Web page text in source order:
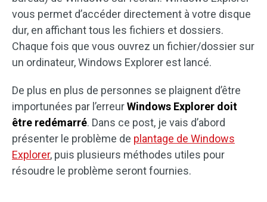
vous permet d’accéder directement à votre disque
dur, en affichant tous les fichiers et dossiers.
Chaque fois que vous ouvrez un fichier/dossier sur
un ordinateur, Windows Explorer est lancé.
De plus en plus de personnes se plaignent d’être
importunées par l’erreurWindows Explorer doit
être redémarré. Dans ce post, je vais d’abord
présenter le problème de plantage de Windows
Explorer, puis plusieurs méthodes utiles pour
résoudre le problème seront fournies.